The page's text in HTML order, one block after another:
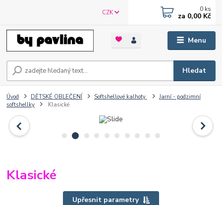
Menu
CZK
Hledat
0 ks
za 0,00 Kč
Úvod DĚTSKÉ OBLEČENÍ Softshellové kalhoty
Jarní - podzimní
softshellky
Klasické
Klasické
Upřesnit parametry